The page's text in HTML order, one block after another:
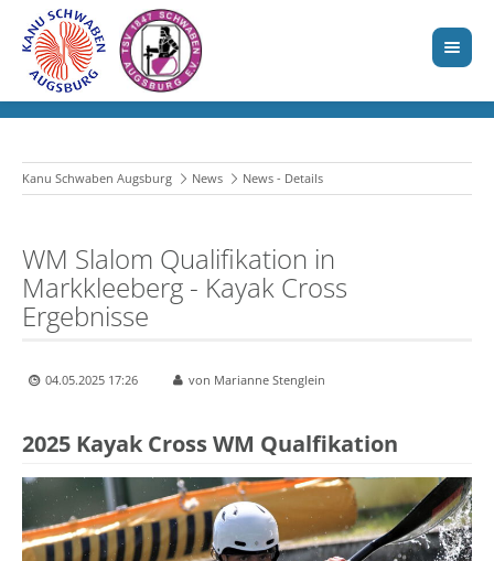
Kanu Schwaben Augsburg News News - Details
WM Slalom Qualifikation in
Markkleeberg - Kayak Cross
Ergebnisse
04.05.2025 17:26 von Marianne Stenglein
2025 Kayak Cross WM Qualfikation